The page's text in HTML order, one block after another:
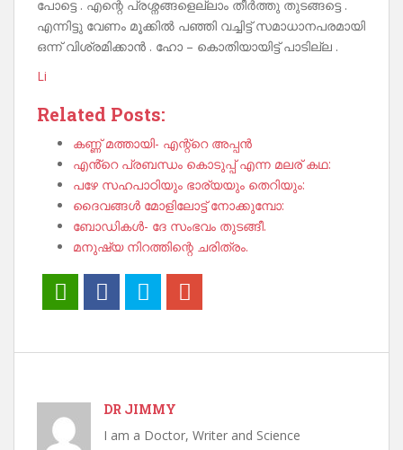
പോട്ടെ . എന്റെ പ്രശ്നങ്ങളെല്ലാം തീർത്തു തുടങ്ങട്ടെ .
എന്നിട്ടു വേണം മൂക്കിൽ പഞ്ഞി വച്ചിട്ട് സമാധാനപരമായി
ഒന്ന് വിശ്രമിക്കാൻ . ഹോ – കൊതിയായിട്ട് പാടില്ല .
Li
Related Posts:
കണ്ണ് മത്തായി- എന്റ്റെ അപ്പൻ
എൻ്റെ പ്രബന്ധം കൊടുപ്പ് എന്ന മലര് കഥ:
പഴേ സഹപാഠിയും ഭാര്യയും തെറിയും:
ദൈവങ്ങൾ മോളിലോട്ട് നോക്കുമ്പോ:
ബോഡികൾ- ദേ സംഭവം തുടങ്ങീ.
മനുഷ്യ നിറത്തിന്റെ ചരിത്രം.
DR JIMMY
I am a Doctor, Writer and Science